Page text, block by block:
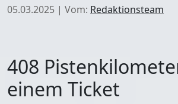
05.03.2025 | Vom: Redaktionsteam
408
einem Ticket